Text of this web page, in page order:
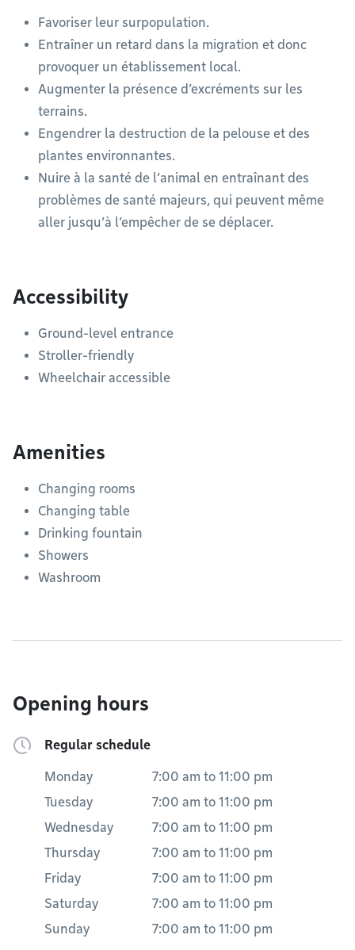
Favoriser leur surpopulation.
Entraîner un retard dans la migration et donc
provoquer un établissement local.
Augmenter la présence d’excréments sur les
terrains.
Engendrer la destruction de la pelouse et des
plantes environnantes.
Nuire à la santé de l’animal en entraînant des
problèmes de santé majeurs, qui peuvent même
aller jusqu’à l’empêcher de se déplacer.
Accessibility
Ground-level entrance
Stroller-friendly
Wheelchair accessible
Amenities
Changing rooms
Changing table
Drinking fountain
Showers
Washroom
Opening hours
Regular schedule
Monday 7:00 am to 11:00 pm
Tuesday
7:00 am to 11:00 pm
Wednesday
7:00 am to 11:00 pm
Thursday
7:00 am to 11:00 pm
Friday
7:00 am to 11:00 pm
Saturday
7:00 am to 11:00 pm
Sunday
7:00 am to 11:00 pm